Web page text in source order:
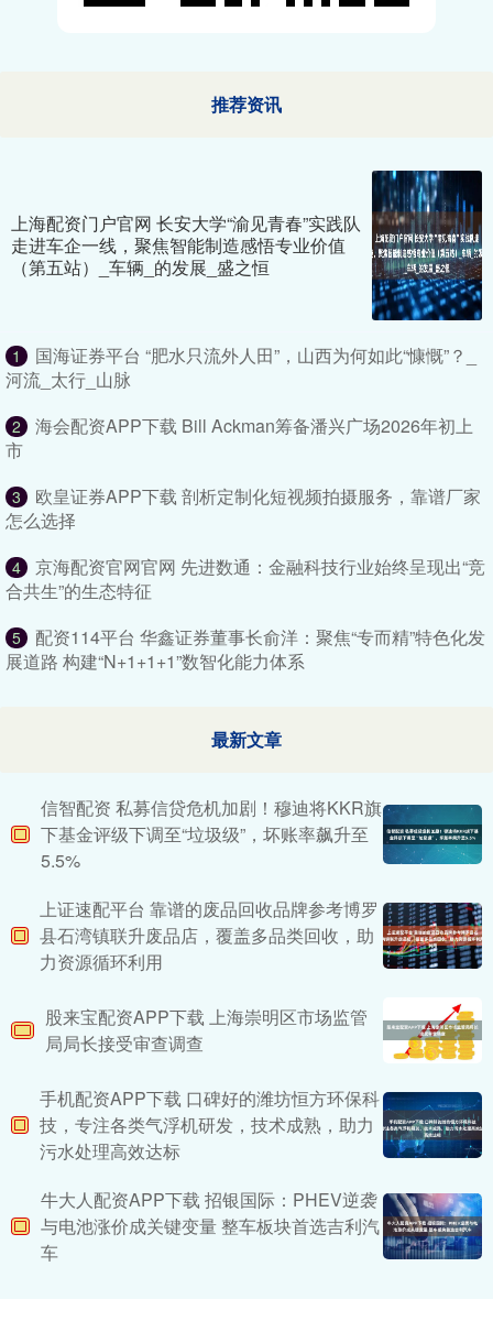
推荐资讯
上海配资门户官网 长安大学“渝见青春”实践队
走进车企一线，聚焦智能制造感悟专业价值
（第五站）_车辆_的发展_盛之恒
1
国海证券平台 “肥水只流外人田”，山西为何如此“慷慨”？_
河流_太行_山脉
2
海会配资APP下载 Bill Ackman筹备潘兴广场2026年初上
市
3
欧皇证券APP下载 剖析定制化短视频拍摄服务，靠谱厂家
怎么选择
4
京海配资官网官网 先进数通：金融科技行业始终呈现出“竞
合共生”的生态特征
5
配资114平台 华鑫证券董事长俞洋：聚焦“专而精”特色化发
展道路 构建“N+1+1+1”数智化能力体系
最新文章
信智配资 私募信贷危机加剧！穆迪将KKR旗
下基金评级下调至“垃圾级”，坏账率飙升至
5.5%
上证速配平台 靠谱的废品回收品牌参考博罗
县石湾镇联升废品店，覆盖多品类回收，助
力资源循环利用
股来宝配资APP下载 上海崇明区市场监管
局局长接受审查调查
手机配资APP下载 口碑好的潍坊恒方环保科
技，专注各类气浮机研发，技术成熟，助力
污水处理高效达标
牛大人配资APP下载 招银国际：PHEV逆袭
与电池涨价成关键变量 整车板块首选吉利汽
车